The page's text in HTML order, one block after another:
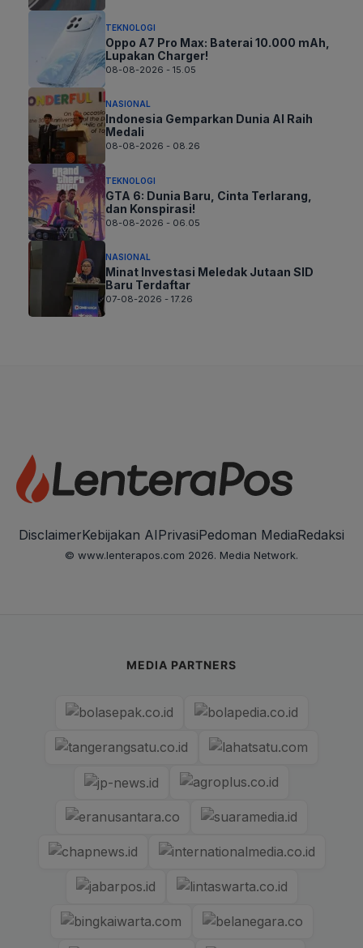
TEKNOLOGI
Oppo A7 Pro Max: Baterai 10.000 mAh,
Lupakan Charger!
08-08-2026 - 15.05
NASIONAL
Indonesia Gemparkan Dunia AI Raih
Medali
08-08-2026 - 08.26
TEKNOLOGI
GTA 6: Dunia Baru, Cinta Terlarang,
dan Konspirasi!
08-08-2026 - 06.05
NASIONAL
Minat Investasi Meledak Jutaan SID
Baru Terdaftar
07-08-2026 - 17.26
DisclaimerKebijakan AIPrivasiPedoman MediaRedaksi
© www.lenterapos.com 2026. Media Network.
MEDIA PARTNERS